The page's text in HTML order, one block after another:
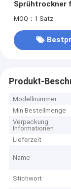
Sprühtrockner
kugelförmigem
MOQ：1 Satz
Produkt-
Modellnummer
Min Bestellmenge
Verpackung
Informationen
Lieferzeit
Name
Stichwort